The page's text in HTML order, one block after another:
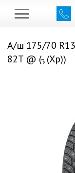
А/ш 175/70
82T @ (-, (Хр))